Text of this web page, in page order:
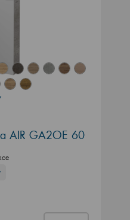
AIR GA2OE 60